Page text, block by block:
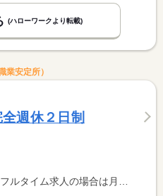
(ハローワークより転載)
業安定所）
週休２日制
額）、パート求人の場合は時間額を表示しています。